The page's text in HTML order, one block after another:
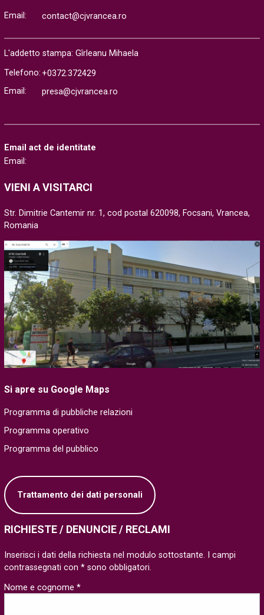
Email: contact@cjvrancea.ro
L'addetto stampa: Gîrleanu Mihaela
Telefono: +0372.372429
Email:
presa@cjvrancea.ro
Email act de identitate
Email:
VIENI A VISITARCI
Str. Dimitrie Cantemir nr. 1, cod postal 620098, Focsani, Vrancea,
Romania
Si apre su Google Maps
Programma di pubbliche relazioni
Programma operativo
Programma del pubblico
Trattamento dei dati personali
RICHIESTE / DENUNCIE / RECLAMI
Inserisci i dati della richiesta nel modulo sottostante. I campi
contrassegnati con * sono obbligatori.
Nome e cognome *